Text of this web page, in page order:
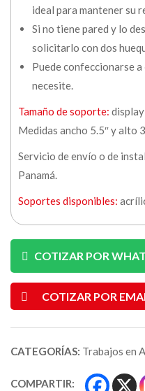
ideal para mantener su
Si no tiene pared y lo
solicitarlo con dos
Puede confeccionarse
necesite.
Tamaño de soporte:
Medidas ancho 5.5″ y alto
Servicio de envío o de
Panamá.
Soportes disponibles:
COTIZAR POR
COTIZAR POR
CATEGORÍAS: Trabajos en
COMPARTIR: